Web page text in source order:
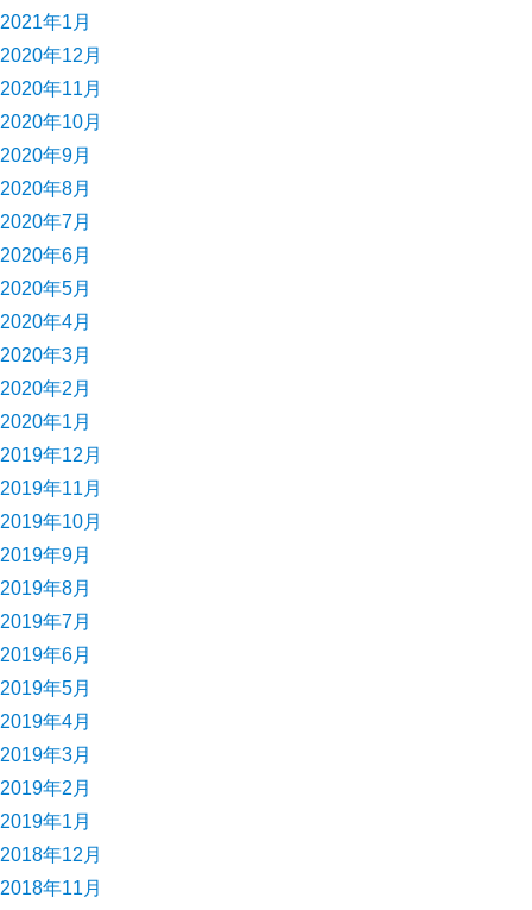
2021年1月
2020年12月
2020年11月
2020年10月
2020年9月
2020年8月
2020年7月
2020年6月
2020年5月
2020年4月
2020年3月
2020年2月
2020年1月
2019年12月
2019年11月
2019年10月
2019年9月
2019年8月
2019年7月
2019年6月
2019年5月
2019年4月
2019年3月
2019年2月
2019年1月
2018年12月
2018年11月